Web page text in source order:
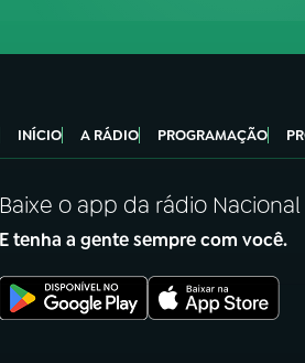
INÍCIO A RÁDIO PROGRAMAÇÃO
Baixe o app da rádio Nacional
E tenha a gente sempre com você.